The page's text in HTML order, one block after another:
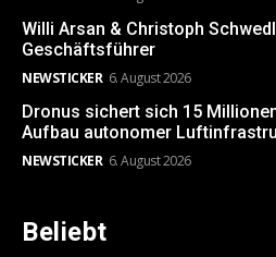
Willi Arsan & Christoph
Geschäftsführer
NEWSTICKER 6. August 2026
Dronus sichert sich 15
Aufbau autonomer
NEWSTICKER 6. August 2026
Beliebt